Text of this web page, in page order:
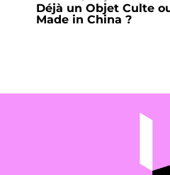
Déjà un Objet Culte
Made in China ?